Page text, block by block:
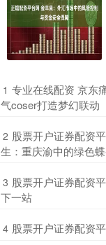
1 专业在线配资 京东
气coser打造梦幻联动
2 股票开户证券配资
生：重庆渝中的绿色
3 股票开户证券配资
下一站
4 股票开户证券配资